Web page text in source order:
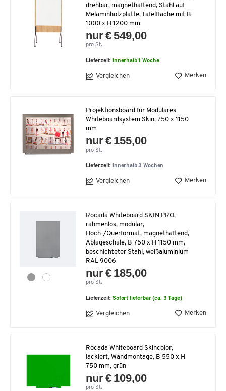
drehbar, magnethaftend, Stahl auf
Melaminholzplatte, Tafelfläche mit B
1000 x H 1200 mm
nur € 549,00
pro St.
Lieferzeit:innerhalb 1 Woche
Vergleichen Merken
Projektionsboard für Modulares
Whiteboardsystem Skin, 750 x 1150
mm
nur € 155,00
pro St.
Lieferzeit: innerhalb 3 Wochen
Vergleichen Merken
Rocada Whiteboard SKIN PRO,
rahmenlos, modular,
Hoch-/Querformat, magnethaftend,
Ablageschale, B 750 x H 1150 mm,
beschichteter Stahl, weißaluminium
RAL 9006
nur € 185,00
pro St.
Lieferzeit:Sofort lieferbar (ca. 3 Tage)
Vergleichen Merken
Rocada Whiteboard Skincolor,
lackiert, Wandmontage, B 550 x H
750 mm, grün
nur € 109,00
pro St.